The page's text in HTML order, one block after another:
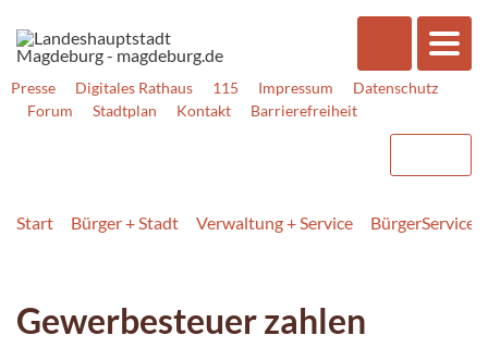
Presse Digitales Rathaus 115 Impressum
Datenschutz
Forum
Stadtplan Kontakt Barrierefreiheit
Start Bürger + Stadt Verwaltung + Service BürgerService
Gewerbesteuer zahlen